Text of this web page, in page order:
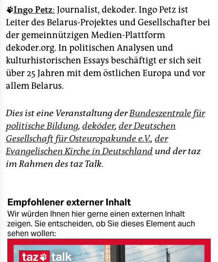
🐾Ingo Petz: Journalist, dekoder. Ingo Petz ist
Leiter des Belarus-Projektes und Gesellschafter bei
der gemeinnützigen Medien-Plattform
dekoder.org. In politischen Analysen und
kulturhistorischen Essays beschäftigt er sich seit
über 25 Jahren mit dem östlichen Europa und vor
allem Belarus.
Dies ist eine Veranstaltung derBundeszentrale für
politische Bildung, dekóder, der Deutschen
Gesellschaft für Osteuropakunde e.V., der
Evangelischen Kirche in Deutschland und der taz
im Rahmen des taz Talk.
Empfohlener externer Inhalt
Wir würden Ihnen hier gerne einen externen Inhalt
zeigen. Sie entscheiden, ob Sie dieses Element auch
sehen wollen: